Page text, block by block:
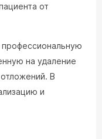
от
на удаление
В
и